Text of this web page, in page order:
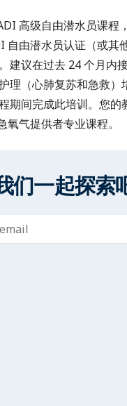
高级自由潜水员课程
自由潜水员认证（或其
建议在过去 24 个月内
理 （心肺复苏和急救
期间完成此培训。您的
氧气提供者专业课程。
们一起探索